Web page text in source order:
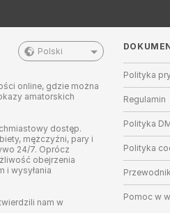
Polski
online, gdzie można
amatorskich
dostęp.
mężczyźni, pary i
24/7. Oprócz
obejrzenia
i wysyłania
nam w
Polityka
Regulamin
Polityka
Polityka
Pomoc w